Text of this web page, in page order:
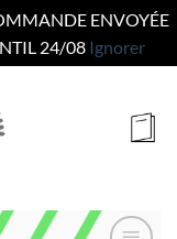
ENVOYÉE
24/08 Ignorer